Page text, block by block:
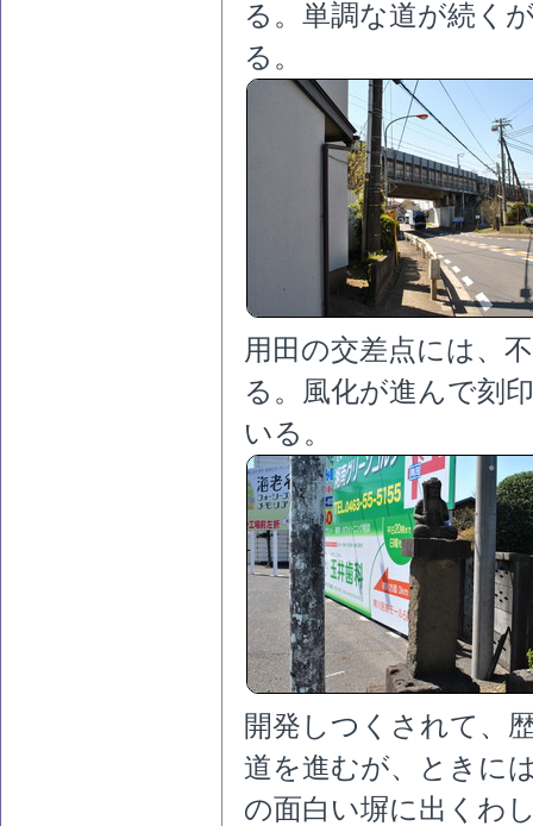
る。単調な道が続く
る。
用田の交差点には、
る。風化が進んで刻
いる。
開発しつくされて、
道を進むが、ときに
の面白い塀に出くわ